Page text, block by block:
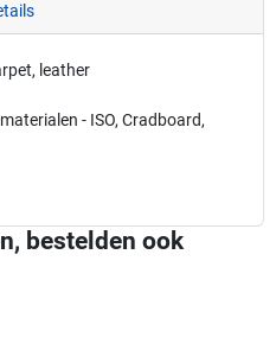
leather
- ISO, Cradboard,
bestelden ook